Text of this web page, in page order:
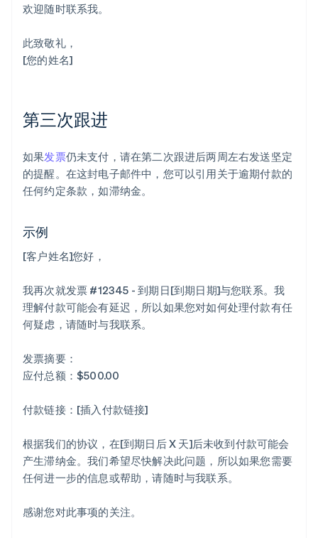
欢迎随时联系我。
此致敬礼，
[您的姓名]
第三次跟进
如果发票仍未支付，请在第二次跟进后两周左右发送坚定
的提醒。在这封电子邮件中，您可以引用关于逾期付款的
任何约定条款，如滞纳金。
示例
[客户姓名]您好，
我再次就发票 #12345 - 到期日[到期日期]与您联系。我
理解付款可能会有延迟，所以如果您对如何处理付款有任
何疑虑，请随时与我联系。
发票摘要：
应付总额：$500.00
付款链接：[插入付款链接]
根据我们的协议，在[到期日后 X 天]后未收到付款可能会
产生滞纳金。我们希望尽快解决此问题，所以如果您需要
任何进一步的信息或帮助，请随时与我联系。
感谢您对此事项的关注。